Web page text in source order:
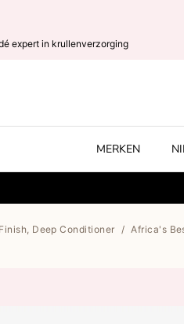
expert in krullenverzorging
MERKEN
Deep Conditioner / Africa's